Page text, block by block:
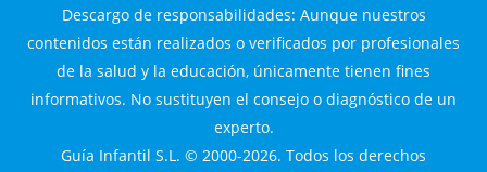
Descargo de responsabilidades: Aunque nuestros
contenidos están realizados o verificados por profesionales
de la salud y la educación, únicamente tienen fines
informativos. No sustituyen el consejo o diagnóstico de un
experto.
Guía Infantil S.L. © 2000-2026. Todos los derechos